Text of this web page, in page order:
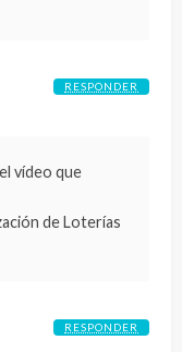
vídeo que
de Loterías
RESPONDER
RESPONDER